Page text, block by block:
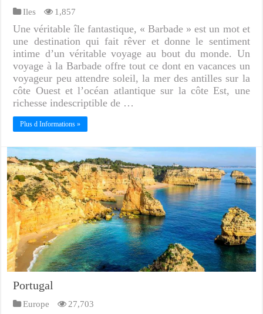
Iles 1,857
Une véritable île fantastique, « Barbade » est un mot et
une destination qui fait rêver et donne le sentiment
intime d’un véritable voyage au bout du monde. Un
voyage à la Barbade offre tout ce dont en vacances un
voyageur peu attendre soleil, la mer des antilles sur la
côte Ouest et l’océan atlantique sur la côte Est, une
richesse indescriptible de …
Plus d Informations »
Portugal
Europe 27,703